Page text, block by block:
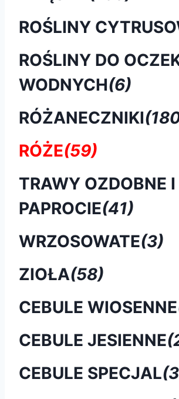
ROŚLINY
ROŚLINY DO
WODNYCH(6)
RÓŻANECZNIKI
RÓŻE(59)
TRAWY OZDOBNE I
PAPROCIE(41)
WRZOSOWATE(3)
ZIOŁA(58)
CEBULE WIOSENNE
CEBULE JESIENNE
CEBULE SPECJAL